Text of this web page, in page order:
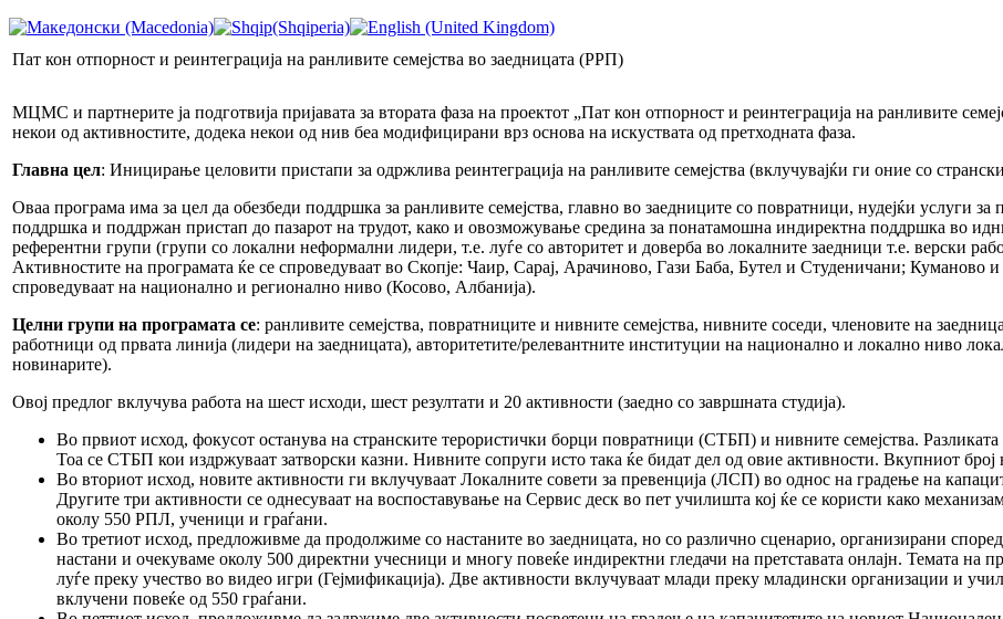
Пат кон отпорност и реинтеграција на ранливите семејства во заедницата (РРП)
МЦМС и партнерите ја подготвија пријавата за втората фаза на проектот „Пат кон отпорност и реинтеграција на ранливите
некои од активностите, додека некои од нив беа модифицирани врз основа на искуствата од претходната фаза.
Главна цел: Иницирање целовити пристапи за одржлива реинтеграција на ранливите семејства (вклучувајќи ги оние со
Оваа програма има за цел да обезбеди поддршка за ранливите семејства, главно во заедниците со повратници, нудејќи услуги за
поддршка и поддржан пристап до пазарот на трудот, како и овозможување средина за понатамошна индиректна поддршка во
референтни групи (групи со локални неформални лидери, т.е. луѓе со авторитет и доверба во локалните заедници т.е. верски
Активностите на програмата ќе се спроведуваат во Скопје: Чаир, Сарај, Арачиново, Гази Баба, Бутел и Студеничани; Куманово
спроведуваат на национално и регионално ниво (Косово, Албанија).
Целни групи на програмата се: ранливите семејства, повратниците и нивните семејства, нивните соседи, членовите на
работници од првата линија (лидери на заедницата), авторитетите/релевантните институции на национално и локално ниво
новинарите).
Овој предлог вклучува работа на шест исходи, шест резултати и 20 активности (заедно со завршната студија).
Во првиот исход, фокусот останува на странските терористички борци повратници (СТБП) и нивните семејства.
Тоа се СТБП кои издржуваат затворски казни. Нивните сопруги исто така ќе бидат дел од овие активности. Вкупниот
Во вториот исход, новите активности ги вклучуваат Локалните совети за превенција (ЛСП) во однос на градење на
Другите три активности се однесуваат на воспоставување на Сервис деск во пет училишта кој ќе се користи како
околу 550 РПЛ, ученици и граѓани.
Во третиот исход, предложивме да продолжиме со настаните во заедницата, но со различно сценарио, организирани
настани и очекуваме околу 500 директни учесници и многу повеќе индиректни гледачи на претставата онлајн. Темата на
луѓе преку учество во видео игри (Гејмификација). Две активности вклучуваат млади преку младински организации и
вклучени повеќе од 550 граѓани.